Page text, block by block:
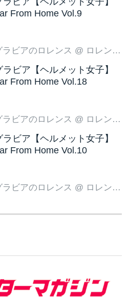
From Home Vol.9
ラビアのロレンス @ ロレンス編集部
ラビア【ヘルメット女子】
From Home Vol.18
ラビアのロレンス @ ロレンス編集部
ラビア【ヘルメット女子】
From Home Vol.10
ラビアのロレンス @ ロレンス編集部